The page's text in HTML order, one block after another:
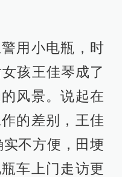
用小电瓶，时
孩王佳琴成了
风景。说起在
的差别，王佳
不方便，田埂
车上门走访更